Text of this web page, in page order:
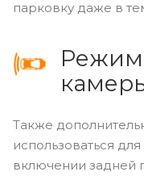
парковку даже в
Режим
Также
использоваться
включении задней